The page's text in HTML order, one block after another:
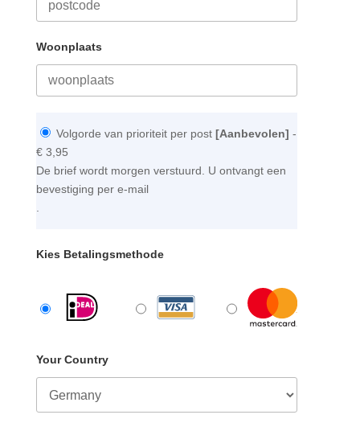
Woonplaats
Volgorde van prioriteit per post [Aanbevolen] -
€ 3,95
De brief wordt morgen verstuurd. U ontvangt een
bevestiging per e-mail
.
Kies Betalingsmethode
Your Country